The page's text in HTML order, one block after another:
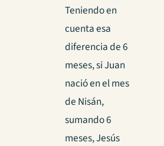
Teniendo en
cuenta esa
diferencia de 6
meses, si Juan
nació en el mes
de Nisán,
sumando 6
meses, Jesús